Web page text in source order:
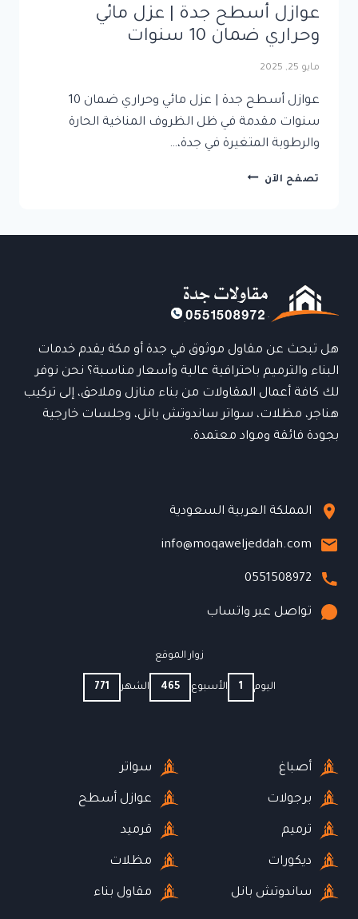
عوازل أسطح جدة | عزل مائي
وحراري ضمان 10 سنوات
مايو 25, 2025
عوازل أسطح جدة | عزل مائي وحراري ضمان 10
سنوات مقدمة في ظل الظروف المناخية الحارة
والرطوبة المتغيرة في جدة،…
تصفح الآن عوازل
ضمان
10
هل تبحث عن مقاول موثوق في جدة أو مكة يقدم خدمات
البناء والترميم باحترافية عالية وأسعار مناسبة؟ نحن نوفر
لك كافة أعمال المقاولات من بناء منازل وملاحق، إلى تركيب
هناجر، مظلات، سواتر ساندوتش بانل، وجلسات خارجية
بجودة فائقة ومواد معتمدة.
المملكة العربية السعودية
info@moqaweljeddah.com
0551508972
تواصل عبر واتساب
زوار الموقع
اليوم 1 الأسبوع 465 الشهر 771
أصباغ
برجولات
ترميم
ديكورات
ساندوتش بانل
سواتر
عوازل أسطح
قرميد
مظلات
مقاول بناء